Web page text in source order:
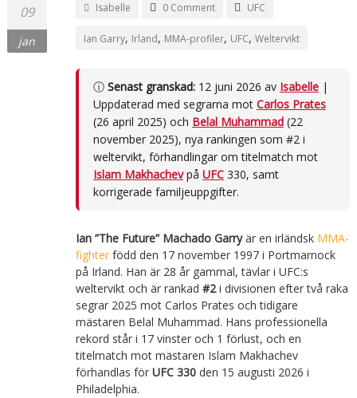
09
jan
Isabelle 0 Comment UFC
Ian Garry, Irland, MMA-profiler, UFC, Weltervikt
ⓘ Senast granskad:12 juni 2026 av Isabelle|
Uppdaterad med segrarna mot Carlos Prates
(26 april 2025) och Belal Muhammad(22
november 2025), nya rankingen som #2 i
weltervikt, förhandlingar om titelmatch mot
Islam Makhachevpå UFC330, samt
korrigerade familjeuppgifter.
Ian ”The Future” Machado Garryär en irländsk MMA-
fighterfödd den 17 november 1997 i Portmarnock
på Irland. Han är 28 år gammal, tävlar i UFC:s
weltervikt och är rankad #2i divisionen efter två raka
segrar 2025 mot Carlos Prates och tidigare
mästaren Belal Muhammad. Hans professionella
rekord står i 17 vinster och 1 förlust, och en
titelmatch mot mästaren Islam Makhachev
förhandlas för UFC 330den 15 augusti 2026 i
Philadelphia.